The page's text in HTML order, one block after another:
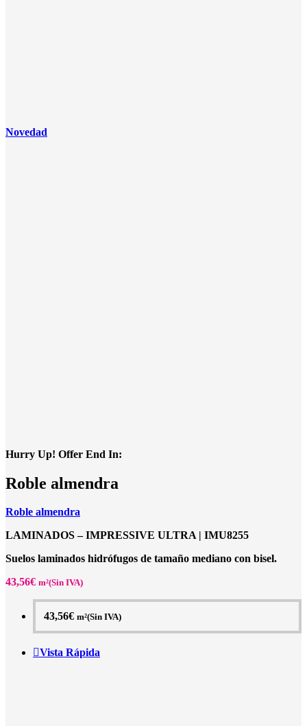
Novedad
Hurry Up! Offer End In:
Roble almendra
Roble almendra
LAMINADOS – IMPRESSIVE ULTRA | IMU8255
Suelos laminados hidrófugos de tamaño mediano con bisel.
43,56€ m²(Sin IVA)
43,56€ m²(Sin IVA)
Vista Rápida